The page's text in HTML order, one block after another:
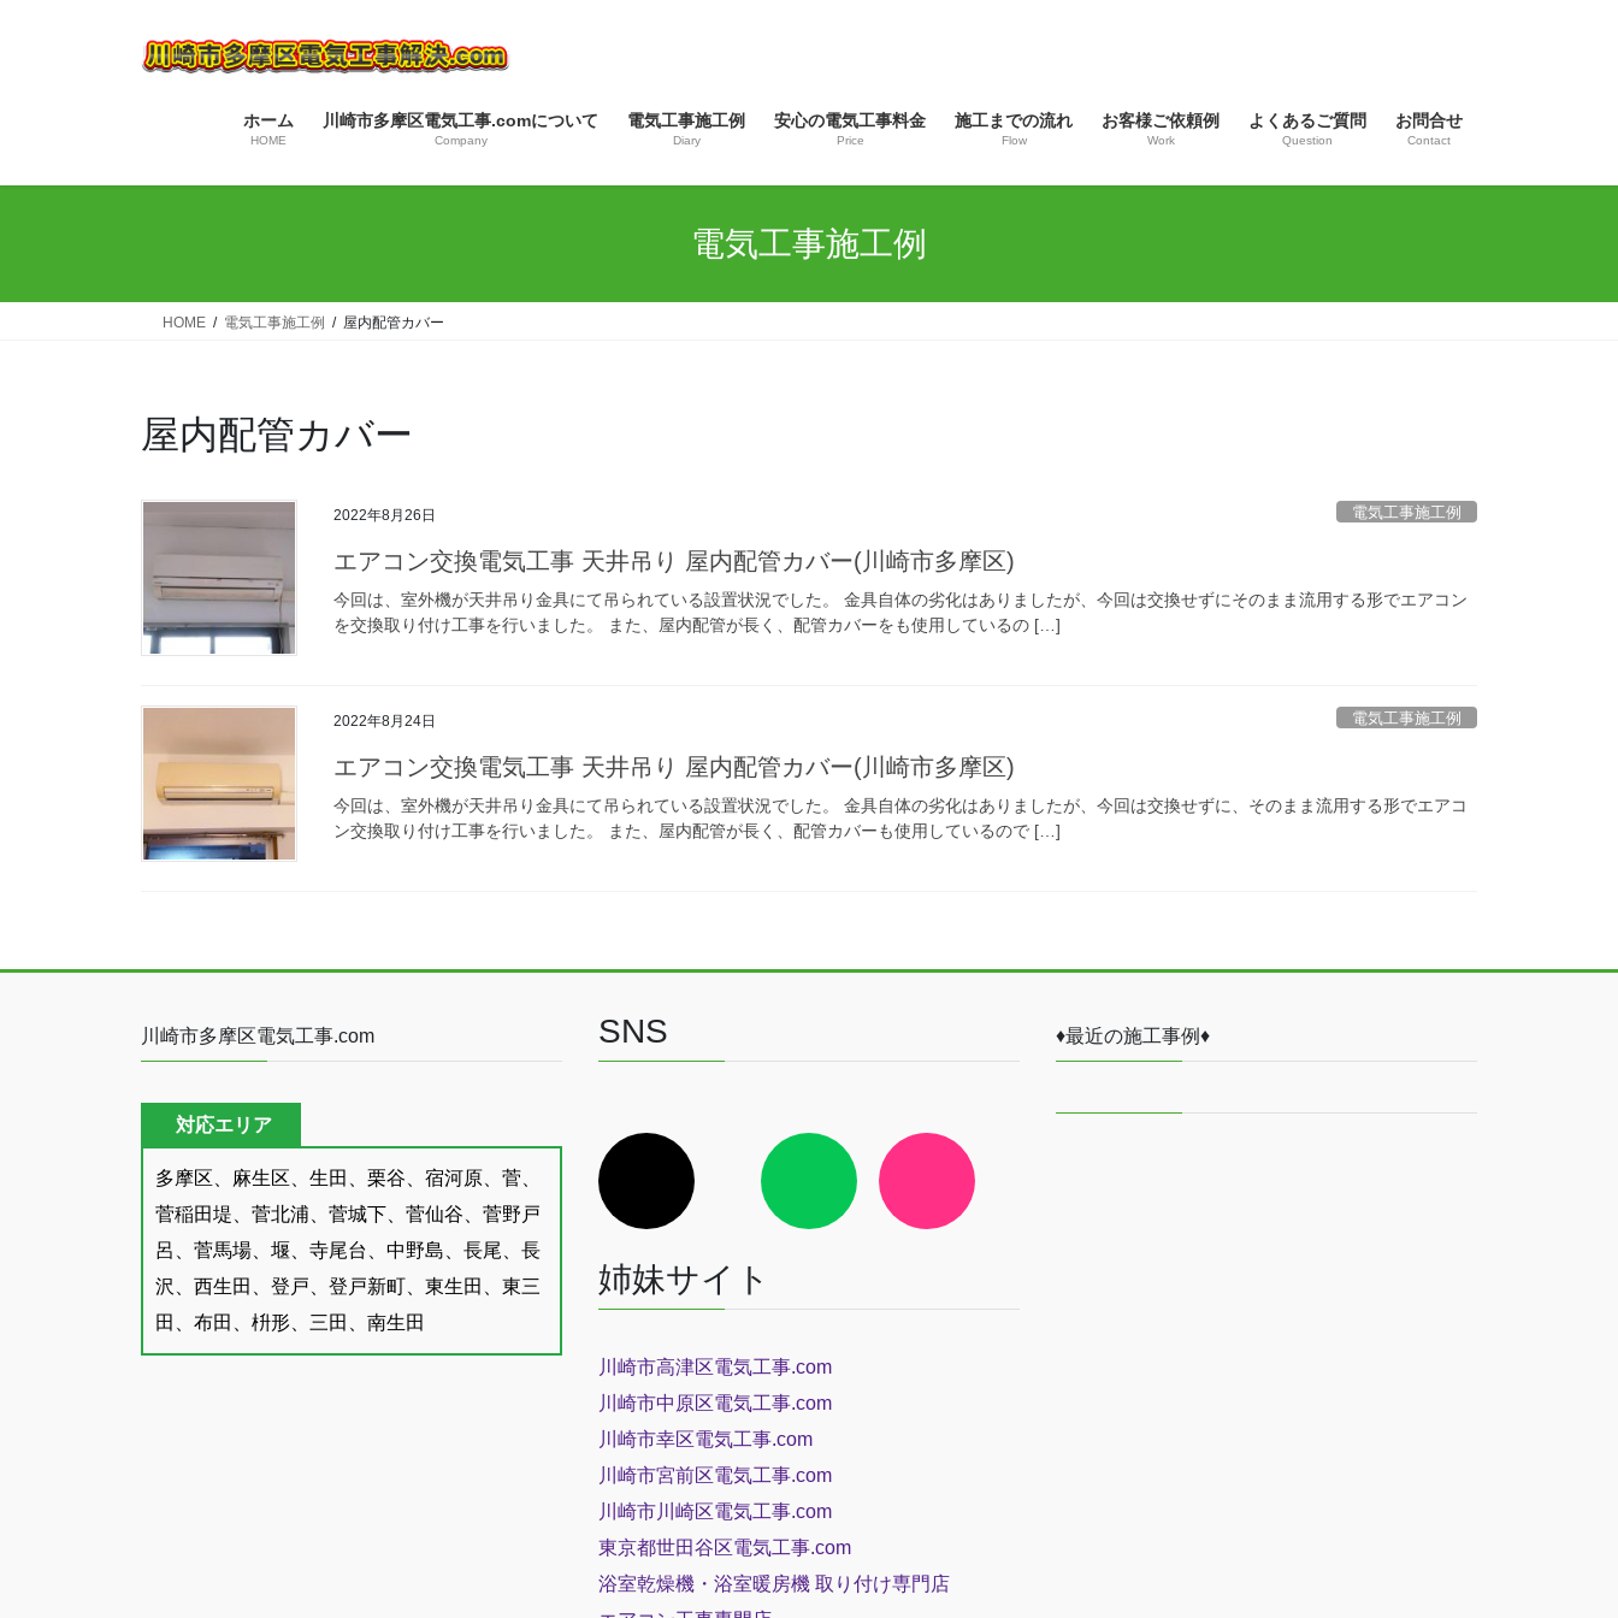
ス
ン
ホーム
HOME
川崎市多摩区電気工事.comについて
Company
電気工事施工例
Diary
安心の電気工事料金
Price
施工までの流れ
Flow
お客様ご依頼例
Work
よくあるご質問
Question
お問合せ
Contact
電気工事施工例
HOME 電気工事施工例 屋内配管カバー
屋内配管カバー
2022年8月26日 電気工事施工例
エアコン交換電気工事 天井吊り 屋内配管カバー(川崎市多摩区)
今回は、室外機が天井吊り金具にて吊られている設置状況でした。 金具自体の劣化はありましたが、今回は交換せずにそのまま流用する形でエアコン
を交換取り付け工事を行いました。 また、屋内配管が長く、配管カバーをも使用しているの […]
2022年8月24日 電気工事施工例
エアコン交換電気工事 天井吊り 屋内配管カバー(川崎市多摩区)
今回は、室外機が天井吊り金具にて吊られている設置状況でした。 金具自体の劣化はありましたが、今回は交換せずに、そのまま流用する形でエアコ
ン交換取り付け工事を行いました。 また、屋内配管が長く、配管カバーも使用しているので […]
川崎市多摩区電気工事.com
対応エリア
多摩区、麻生区、生田、栗谷、宿河原、菅、
菅稲田堤、菅北浦、菅城下、菅仙谷、菅野戸
呂、菅馬場、堰、寺尾台、中野島、長尾、長
沢、西生田、登戸、登戸新町、東生田、東三
田、布田、枡形、三田、南生田
SNS
ア
イ
コ
ン
リ
ア
イ
コ
ン
リ
ア
イ
コ
ン
リ
姉妹サイト
川崎市高津区電気工事.com
川崎市中原区電気工事.com
川崎市幸区電気工事.com
川崎市宮前区電気工事.com
川崎市川崎区電気工事.com
東京都世田谷区電気工事.com
浴室乾燥機・浴室暖房機 取り付け専門店
♦最近の施工事例♦